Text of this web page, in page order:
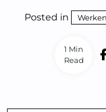
1 Min
Read
Posted in